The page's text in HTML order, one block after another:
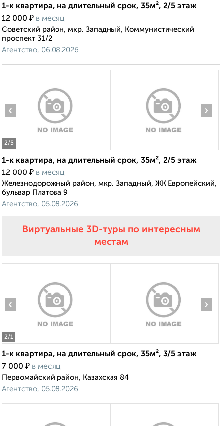
1-к квартира, на длительный срок, 35м², 2/5 этаж
12 000 ₽ в месяц
Советский район, мкр. Западный, Коммунистический
проспект 31/2
Агентство, 06.08.2026
2/5
‹ ›
1-к квартира, на длительный срок, 35м², 2/5 этаж
12 000 ₽ в месяц
Железнодорожный район, мкр. Западный, ЖК Европейский,
бульвар Платова 9
Агентство, 05.08.2026
Виртуальные 3D-туры по интересным
местам
2/1
‹ ›
1-к квартира, на длительный срок, 35м², 3/5 этаж
7 000 ₽ в месяц
Первомайский район, Казахская 84
Агентство, 05.08.2026